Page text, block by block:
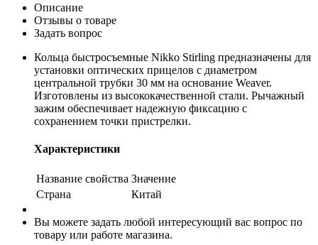
Описание
Отзывы о товаре
Задать вопрос
Кольца быстросъемные Nikko Stirling предназначены для
установки оптических прицелов с диаметром
центральной трубки 30 мм на основание Weaver.
Изготовлены из высококачественной стали. Рычажный
зажим обеспечивает надежную фиксацию с
сохранением точки пристрелки.
Характеристики
Название свойства Значение
Страна
Китай
Вы можете задать любой интересующий вас вопрос по
товару или работе магазина.